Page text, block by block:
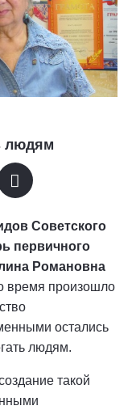
людям
Советского
первичного
Романовна
время произошло
остались
людям.
такой